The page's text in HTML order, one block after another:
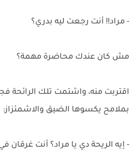
- مراد!! أنت رجعت ليه بدري؟
مش كان عندك محاضرة مهمة؟
اقتربت منه، واشتمت تلك الرائحة
بملامح يكسوها الضيق والاشمئزاز:
- إيه الريحة دي يا مراد؟ أنت غرقان